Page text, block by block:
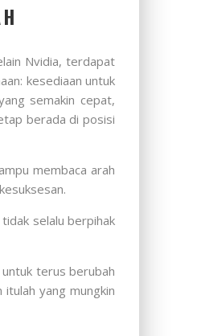
Nvidia, terdapat
kesediaan untuk
semakin cepat,
berada di posisi
membaca arah
selalu berpihak
terus berubah
yang mungkin